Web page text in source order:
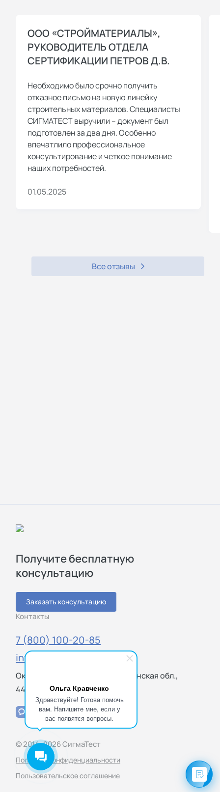
Ольга Кравченко
Здравствуйте! Готова помочь
вам. Напишите мне, если у
вас появятся вопросы.
ООО «СТРОЙМАТЕРИАЛЫ»,
РУКОВОДИТЕЛЬ ОТДЕЛА
СЕРТИФИКАЦИИ ПЕТРОВ Д.В.
Необходимо было срочно получить
отказное письмо на новую линейку
строительных материалов. Специалисты
СИГМАТЕСТ выручили – документ был
подготовлен за два дня. Особенно
впечатлило профессиональное
консультирование и четкое понимание
наших потребностей.
01.05.2025
Все отзывы
Получите бесплатную
консультацию
Заказать консультацию
Контакты
7 (800) 100-20-85
info@sigmatest.ru
Окружная ул., 27В, Пенза, Пензенская обл.,
440031
© 2014–2026 СигмаТест
Политика конфиденциальности
Пользовательское соглашение